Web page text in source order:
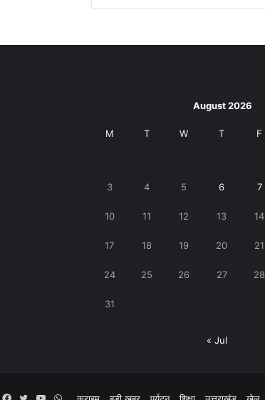
August 2026
M T W T F
3 4 5 6 7
10 11 12 13 14
17 18 19 20 21
24 25 26 27 28
31
« Jul